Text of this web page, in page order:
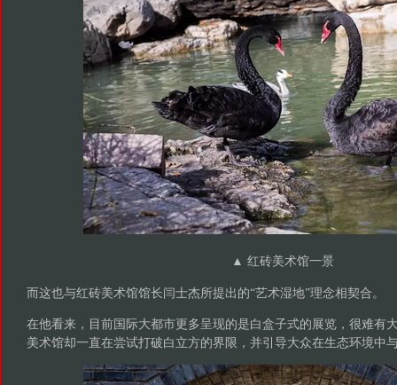
▲ 红砖美术馆一景
而这也与红砖美术馆馆长闫士杰所提出的“艺术湿地”理念相契合。
在他看来，目前国际大都市更多呈现的是白盒子式的展览，很难有
美术馆却一直在尝试打破白立方的界限，并引导大众在生态环境中